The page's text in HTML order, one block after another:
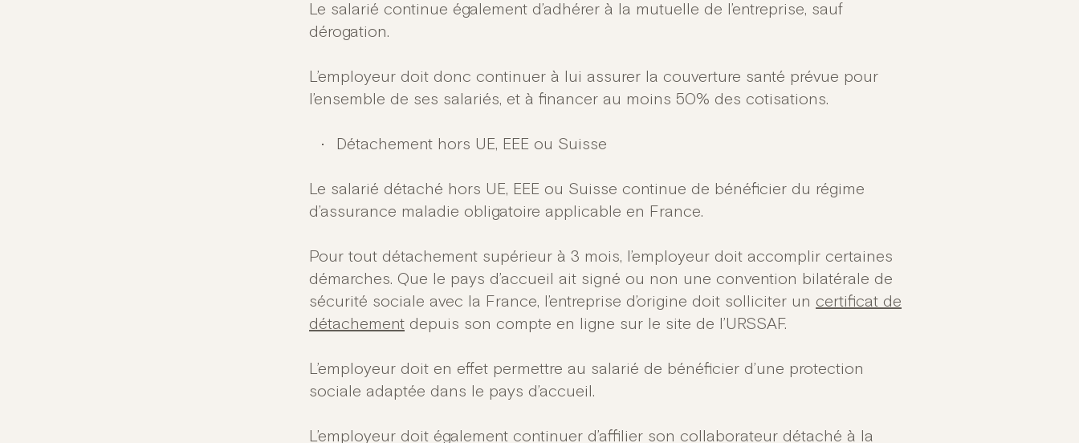
Le salarié continue également d’adhérer à la mutuelle de l’entreprise, sauf
dérogation.
L’employeur doit donc continuer à lui assurer la couverture santé prévue pour
l’ensemble de ses salariés, et à financer au moins 50% des cotisations.
Détachement hors UE, EEE ou Suisse
Le salarié détaché hors UE, EEE ou Suisse continue de bénéficier du régime
d’assurance maladie obligatoire applicable en France.
Pour tout détachement supérieur à 3 mois, l’employeur doit accomplir certaines
démarches. Que le pays d’accueil ait signé ou non une convention bilatérale de
sécurité sociale avec la France, l’entreprise d’origine doit solliciter un certificat de
détachement depuis son compte en ligne sur le site de l’URSSAF.
L’employeur doit en effet permettre au salarié de bénéficier d’une protection
sociale adaptée dans le pays d’accueil.
L’employeur doit également continuer d’affilier son collaborateur détaché à la